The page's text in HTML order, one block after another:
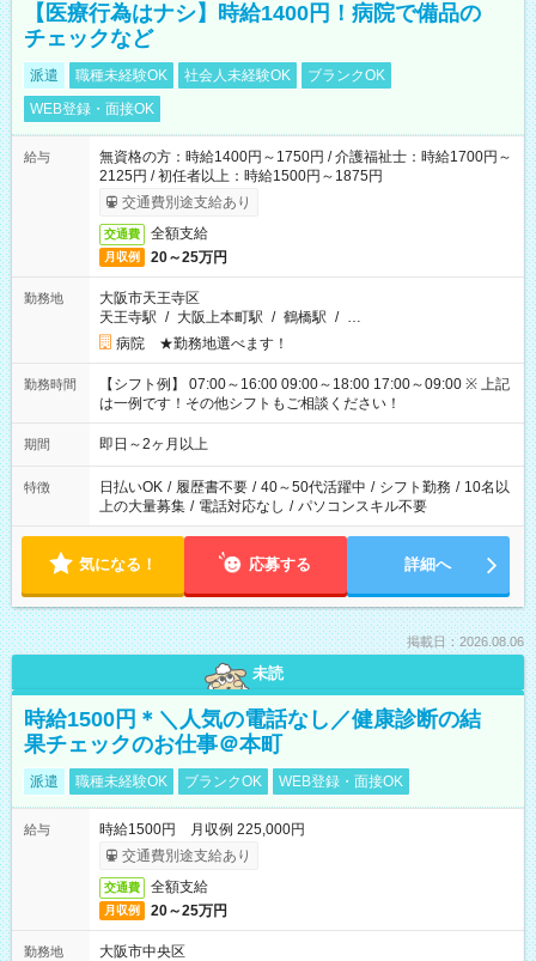
【医療行為はナシ】時給1400円！病院で備品の
チェックなど
派遣 職種未経験OK 社会人未経験OK
ブランクOK
WEB登録・面接OK
給与
無資格の方：時給1400円～1750円 / 介護福祉士：時給1700円～
2125円 / 初任者以上：時給1500円～1875円
交通費別途支給あり
交通費 全額支給
月収例 20～25万円
勤務地
大阪市天王寺区
天王寺駅 / 大阪上本町駅 / 鶴橋駅 / …
病院 ★勤務地選べます！
勤務時間
【シフト例】 07:00～16:00 09:00～18:00 17:00～09:00 ※ 上記
は一例です！その他シフトもご相談ください！
期間 即日～2ヶ月以上
特徴 日払いOK / 履歴書不要 / 40～50代活躍中 / シフト勤務 / 10名以
上の大量募集 / 電話対応なし / パソコンスキル不要
気になる！ 応募する 詳細へ
掲載日：2026.08.06
未読
時給1500円＊＼人気の電話なし／健康診断の結
果チェックのお仕事＠本町
派遣 職種未経験OK ブランクOK WEB登録・面接OK
給与
時給1500円 月収例 225,000円
交通費別途支給あり
交通費 全額支給
月収例 20～25万円
勤務地 大阪市中央区